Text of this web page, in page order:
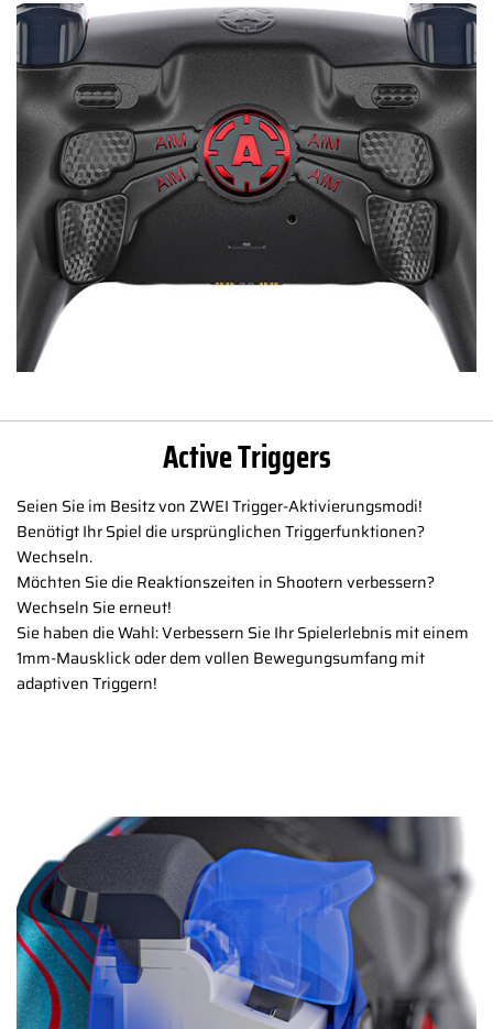
Active Triggers
Seien Sie im Besitz von ZWEI Trigger-Aktivierungsmodi!
Benötigt Ihr Spiel die ursprünglichen Triggerfunktionen?
Wechseln.
Möchten Sie die Reaktionszeiten in Shootern verbessern?
Wechseln Sie erneut!
Sie haben die Wahl: Verbessern Sie Ihr Spielerlebnis mit einem
1mm-Mausklick oder dem vollen Bewegungsumfang mit
adaptiven Triggern!